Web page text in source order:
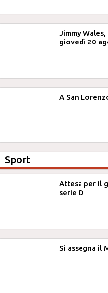
Jimmy
giovedì 20
A San
Sport
Attesa per il
serie D
Si assegna il